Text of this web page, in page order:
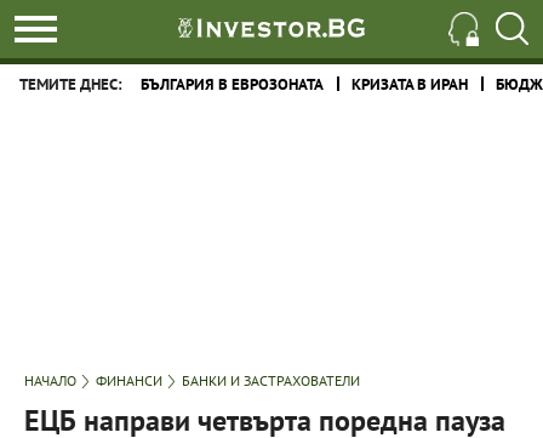
ТЕМИТЕ ДНЕС: БЪЛГАРИЯ В ЕВРОЗОНАТА КРИЗАТА В ИРАН
НАЧАЛО ФИНАНСИ БАНКИ И ЗАСТРАХОВАТЕЛИ
ЕЦБ направи четвърта поредна пауза